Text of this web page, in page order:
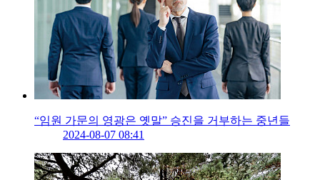
“임원 가문의 영광은 옛말” 승진을 거부하는 중년들
2024-08-07 08:41